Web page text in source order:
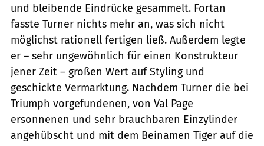
und bleibende Eindrücke gesammelt. Fortan
fasste Turner nichts mehr an, was sich nicht
möglichst rationell fertigen ließ. Außerdem legte
er – sehr ungewöhnlich für einen Konstrukteur
jener Zeit – großen Wert auf Styling und
geschickte Vermarktung. Nachdem Turner die bei
Triumph vorgefundenen, von Val Page
ersonnenen und sehr brauchbaren Einzylinder
angehübscht und mit dem Beinamen Tiger auf die